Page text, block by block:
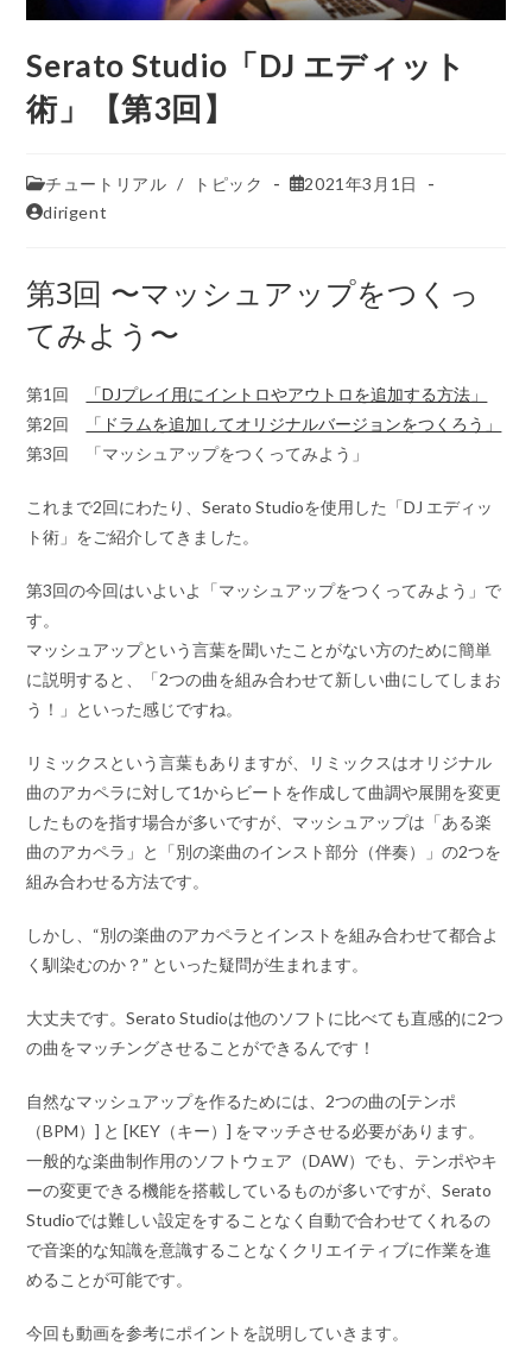
Serato Studio「DJ エディット
術」【第3回】
チュートリアル / トピック
2021年3月1日
dirigent
第3回 〜マッシュアップをつくっ
てみよう〜
第1回
「DJプレイ用にイントロやアウトロを追加する方法」
第2回
「ドラムを追加してオリジナルバージョンをつくろう」
第3回 「マッシュアップをつくってみよう」
これまで2回にわたり、Serato Studioを使用した「DJ エディッ
ト術」をご紹介してきました。
第3回の今回はいよいよ「マッシュアップをつくってみよう」で
す。
マッシュアップという言葉を聞いたことがない方のために簡単
に説明すると、「2つの曲を組み合わせて新しい曲にしてしまお
う！」といった感じですね。
リミックスという言葉もありますが、リミックスはオリジナル
曲のアカペラに対して1からビートを作成して曲調や展開を変更
したものを指す場合が多いですが、マッシュアップは「ある楽
曲のアカペラ」と「別の楽曲のインスト部分（伴奏）」の2つを
組み合わせる方法です。
しかし、“別の楽曲のアカペラとインストを組み合わせて都合よ
く馴染むのか？” といった疑問が生まれます。
大丈夫です。Serato Studioは他のソフトに比べても直感的に2つ
の曲をマッチングさせることができるんです！
自然なマッシュアップを作るためには、2つの曲の[テンポ
（BPM）] と [KEY（キー）] をマッチさせる必要があります。
一般的な楽曲制作用のソフトウェア（DAW）でも、テンポやキ
ーの変更できる機能を搭載しているものが多いですが、Serato
Studioでは難しい設定をすることなく自動で合わせてくれるの
で音楽的な知識を意識することなくクリエイティブに作業を進
めることが可能です。
今回も動画を参考にポイントを説明していきます。